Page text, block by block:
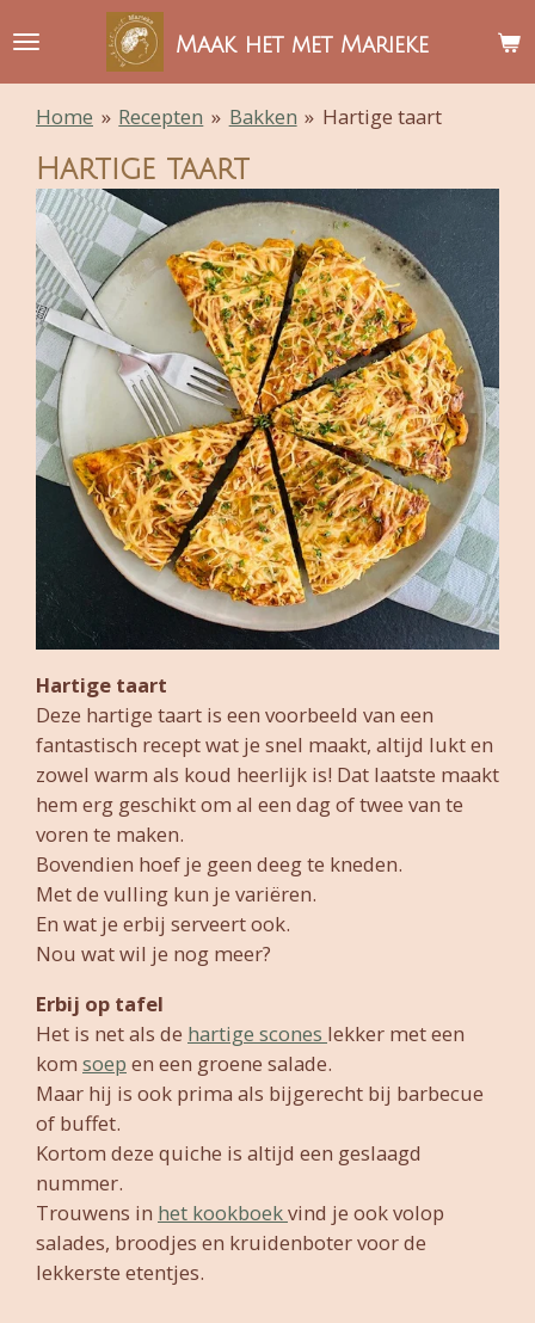
direct
naar
Maak het met Marieke
Home » Recepten » Bakken » Hartige taart
Hartige taart
Hartige taart
Deze hartige taart is een voorbeeld van een
fantastisch recept wat je snel maakt, altijd lukt en
zowel warm als koud heerlijk is! Dat laatste maakt
hem erg geschikt om al een dag of twee van te
voren te maken.
Bovendien hoef je geen deeg te kneden.
Met de vulling kun je variëren.
En wat je erbij serveert ook.
Nou wat wil je nog meer?
Erbij op tafel
Het is net als de hartige scones lekker met een
kom soep en een groene salade.
Maar hij is ook prima als bijgerecht bij barbecue
of buffet.
Kortom deze quiche is altijd een geslaagd
nummer.
Trouwens in het kookboekvind je ook volop
salades, broodjes en kruidenboter voor de
lekkerste etentjes.